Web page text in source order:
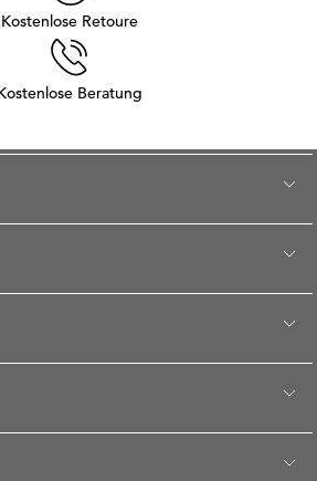
Kostenlose Retoure
Beratung